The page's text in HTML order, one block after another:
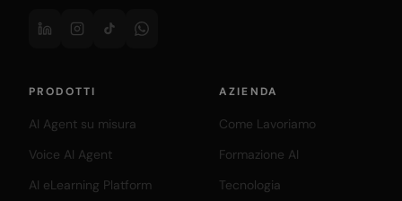
PRODOTTI
AI Agent su misura
Voice AI Agent
AI eLearning Platform
AZIENDA
Come Lavoriamo
Formazione AI
Tecnologia